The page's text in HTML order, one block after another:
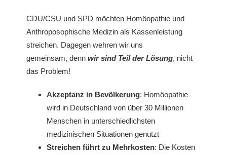
CDU/CSU und SPD möchten Homöopathie und
Anthroposophische Medizin als Kassenleistung
streichen. Dagegen wehren wir uns
gemeinsam, dennwir sind Teil der Lösung, nicht
das Problem!
Akzeptanz in Bevölkerung: Homöopathie
wird in Deutschland von über 30 Millionen
Menschen in unterschiedlichsten
medizinischen Situationen genutzt
Streichen führt zu Mehrkosten: Die Kosten